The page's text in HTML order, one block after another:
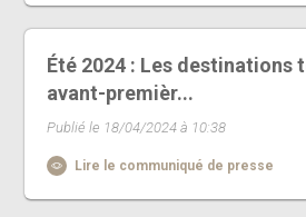
Été 2024 : Les destinations
avant-premièr...
Publié le 18/04/2024 à 10:38
Lire le communiqué de presse